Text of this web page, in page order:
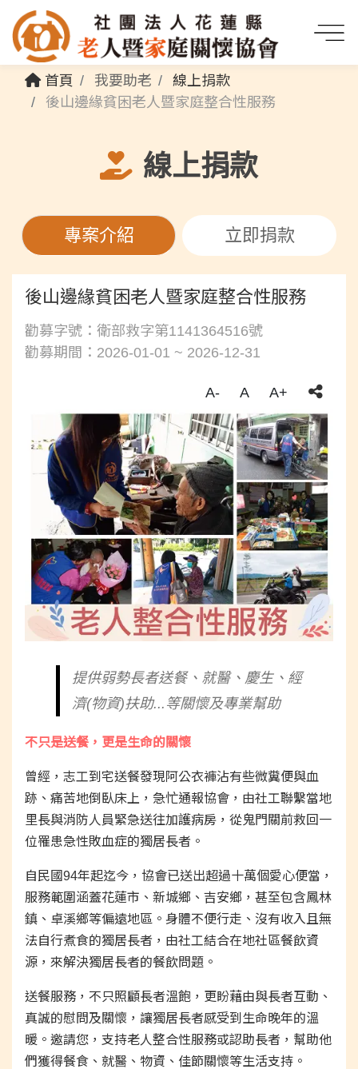
首頁 我要助老
線上捐款
後山邊緣貧困老人暨家庭整合性服務
線上捐款
專案介紹 立即捐款
後山邊緣貧困老人暨家庭整合性服務
勸募字號：衛部救字第1141364516號
勸募期間：2026-01-01 ~ 2026-12-31
A- A A+
提供弱勢長者送餐、就醫、慶生、經
濟(物資)扶助...等關懷及專業幫助
不只是送餐，更是生命的關懷
曾經，志工到宅送餐發現阿公衣褲沾有些微糞便與血
跡、痛苦地倒臥床上，急忙通報協會，由社工聯繫當地
里長與消防人員緊急送往加護病房，從鬼門關前救回一
位罹患急性敗血症的獨居長者。
自民國94年起迄今，協會已送出超過十萬個愛心便當，
服務範圍涵蓋花蓮市、新城鄉、吉安鄉，甚至包含鳳林
鎮、卓溪鄉等偏遠地區。身體不便行走、沒有收入且無
法自行煮食的獨居長者，由社工結合在地社區餐飲資
源，來解決獨居長者的餐飲問題。
送餐服務，不只照顧長者溫飽，更盼藉由與長者互動、
真誠的慰問及關懷，讓獨居長者感受到生命晚年的溫
暖。邀請您，支持老人整合性服務或認助長者，幫助他
們獲得餐食、就醫、物資、佳節關懷等生活支持。